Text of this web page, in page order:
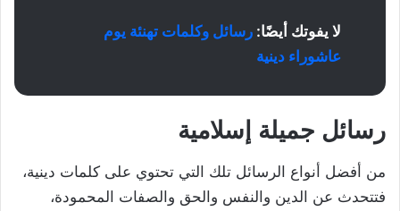
لا يفوتك أيضًا: رسائل وكلمات تهنئة يوم
عاشوراء دينية
رسائل جميلة إسلامية
من أفضل أنواع الرسائل تلك التي تحتوي على كلمات دينية،
فتتحدث عن الدين والنفس والحق والصفات المحمودة،